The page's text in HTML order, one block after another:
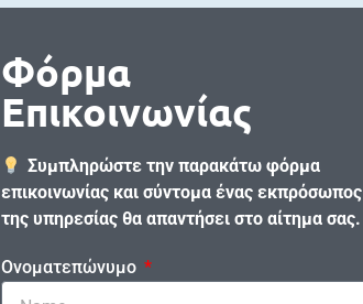
Φόρμα
Επικοινωνίας
Συμπληρώστε την παρακάτω φόρμα
επικοινωνίας και σύντομα ένας εκπρόσωπος
της υπηρεσίας θα απαντήσει στο αίτημα σας.
Ονοματεπώνυμο